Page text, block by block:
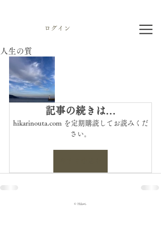
ログイン
人生の質
記事の続きは…
hikarinouta.com を定期購読してお読みくだ
さい。
© Hikari.